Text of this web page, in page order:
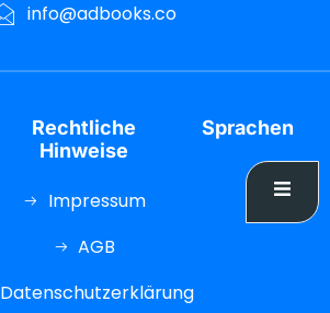
info@adbooks.co
Rechtliche
Hinweise
Impressum
AGB
Datenschutzerklärung
Sprachen